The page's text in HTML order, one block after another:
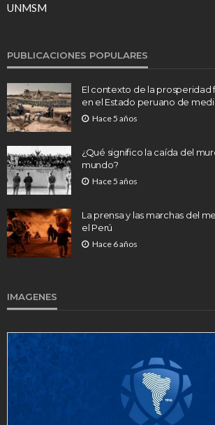
UNMSM
PUBLICACIONES POPULARES
El contexto de la prosperidad
en el Estado peruano de
Hace 5 años
¿Qué significo la caída del
mundo?
Hace 5 años
La prensa y las marchas del
el Perú
Hace 6 años
IMAGENES